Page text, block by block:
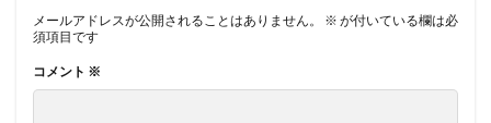
メールアドレスが公開されることはありません。 ※ が付いている欄は必
須項目です
コメント ※